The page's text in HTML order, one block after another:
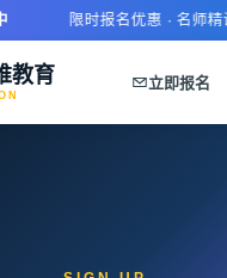
限时报名优惠 · 名师
教育 立即报名